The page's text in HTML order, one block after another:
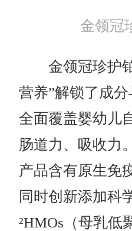
金领冠
金领冠珍护铂
营养”解锁了成分
全面覆盖婴幼儿
肠道力、吸收力
产品含有原生免
同时创新添加科
²HMOs（母乳低